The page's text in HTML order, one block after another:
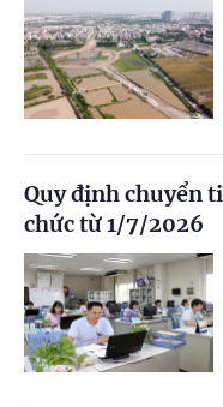
Quy định chuyển
chức từ 1/7/2026